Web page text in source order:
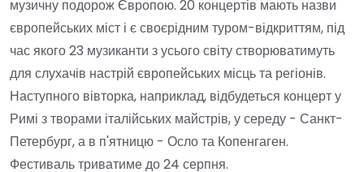
музичну подорож Європою. 20 концертів мають назви
європейських міст і є своєрідним туром-відкриттям, під
час якого 23 музиканти з усього світу створюватимуть
для слухачів настрій європейських місць та регіонів.
Наступного вівторка, наприклад, відбудеться концерт у
Римі з творами італійських майстрів, у середу - Санкт-
Петербург, а в п'ятницю - Осло та Копенгаген.
Фестиваль триватиме до 24 серпня.